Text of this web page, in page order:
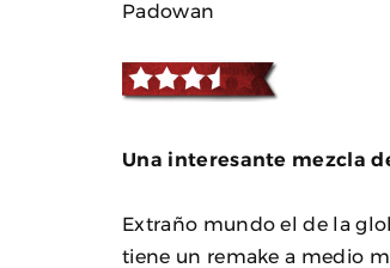
Padowan
Una interesante mezcla
Extraño mundo el de la
tiene un remake a medio